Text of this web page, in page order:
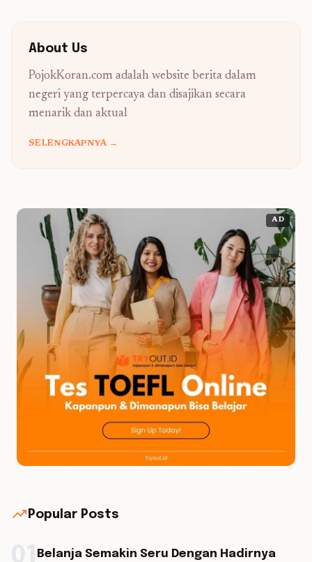
About Us
PojokKoran.com adalah website berita dalam
negeri yang terpercaya dan disajikan secara
menarik dan aktual
SELENGKAPNYA →
AD
trending_up Popular Posts
Belanja Semakin Seru Dengan Hadirnya